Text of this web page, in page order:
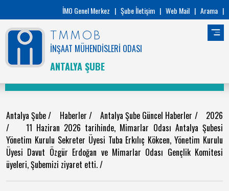
İMO Genel Merkez | Şube İletişim | Web Mail | Arama |
TMMOB
İNŞAAT MÜHENDİSLERİ ODASI
ANTALYA ŞUBE
Antalya Şube/ Haberler /Antalya Şube Güncel Haberler / 2026
/ 11 Haziran 2026 tarihinde, Mimarlar Odası Antalya Şubesi
Yönetim Kurulu Sekreter Üyesi Tuba Erkılıç Kökcen, Yönetim Kurulu
Üyesi Davut Özgür Erdoğan ve Mimarlar Odası Gençlik Komitesi
üyeleri, Şubemizi ziyaret etti./